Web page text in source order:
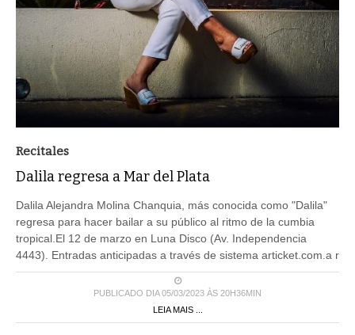
Recitales
Dalila regresa a Mar del Plata
Dalila Alejandra Molina Chanquia, más conocida como "Dalila"
regresa para hacer bailar a su público al ritmo de la cumbia
tropical.El 12 de marzo en Luna Disco (Av. Independencia
4443). Entradas anticipadas a través de sistema articket.com.a r
PUBLICADO DIA 05/03/2023 ÀS 20H36MIN
LEIA MAIS ...